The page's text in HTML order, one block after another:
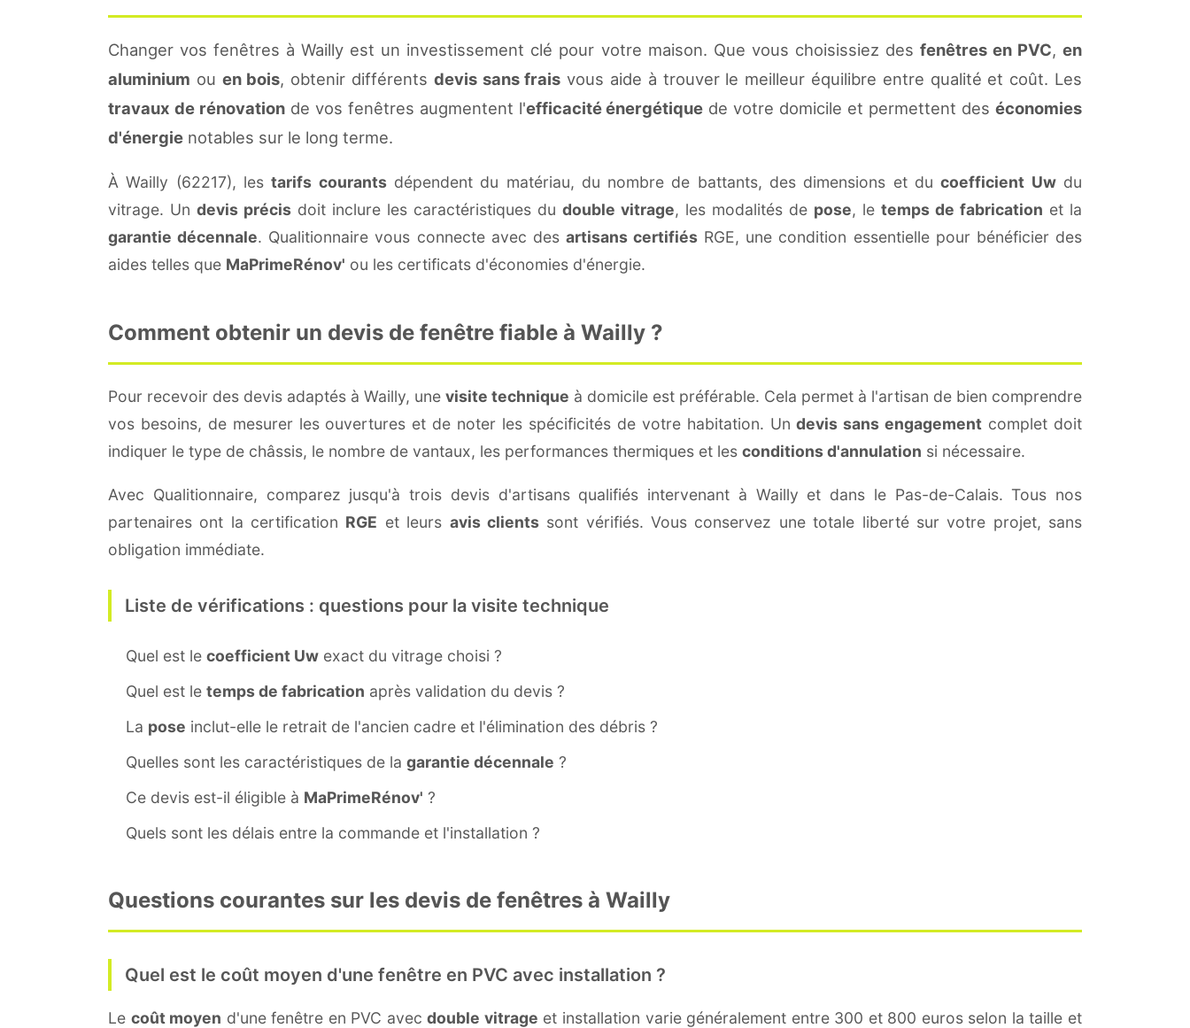
Changer vos fenêtres à Wailly est un investissement clé pour votre maison. Que vous choisissiez des fenêtres en PVC,en
aluminium ou en bois, obtenir différents devis sans frais vous aide à trouver le meilleur équilibre entre qualité et coût. Les
travaux de rénovationde vos fenêtres augmentent l'efficacité énergétique de votre domicile et permettent deséconomies
d'énergie notables sur le long terme.
À Wailly (62217), lestarifs courantsdépendent du matériau, du nombre de battants, des dimensions et ducoefficient Uwdu
vitrage. Un devis précis doit inclure les caractéristiques du double vitrage, les modalités de pose, le temps de fabrication et la
garantie décennale. Qualitionnaire vous connecte avec des artisans certifiés RGE, une condition essentielle pour bénéficier des
aides telles que MaPrimeRénov' ou les certificats d'économies d'énergie.
Comment obtenir un devis de fenêtre fiable à Wailly ?
Pour recevoir des devis adaptés à Wailly, une visite technique à domicile est préférable. Cela permet à l'artisan de bien comprendre
vos besoins, de mesurer les ouvertures et de noter les spécificités de votre habitation. Undevis sans engagement complet doit
indiquer le type de châssis, le nombre de vantaux, les performances thermiques et les conditions d'annulation si nécessaire.
Avec Qualitionnaire, comparez jusqu'à trois devis d'artisans qualifiés intervenant à Wailly et dans le Pas-de-Calais. Tous nos
partenaires ont la certification RGE et leurs avis clientssont vérifiés. Vous conservez une totale liberté sur votre projet, sans
obligation immédiate.
Liste de vérifications : questions pour la visite technique
Quel est le coefficient Uw exact du vitrage choisi ?
Quel est le temps de fabrication après validation du devis ?
La pose inclut-elle le retrait de l'ancien cadre et l'élimination des débris ?
Quelles sont les caractéristiques de la garantie décennale ?
Ce devis est-il éligible à MaPrimeRénov' ?
Quels sont les délais entre la commande et l'installation ?
Questions courantes sur les devis de fenêtres à Wailly
Quel est le coût moyen d'une fenêtre en PVC avec installation ?
Le coût moyen d'une fenêtre en PVC avecdouble vitrage et installation varie généralement entre 300 et 800 euros selon la taille et